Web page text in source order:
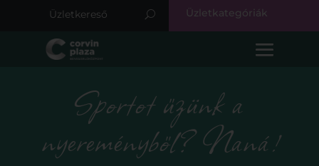
Üzletkategóriák
Sportot űzünk a
nyereményből? Naná!